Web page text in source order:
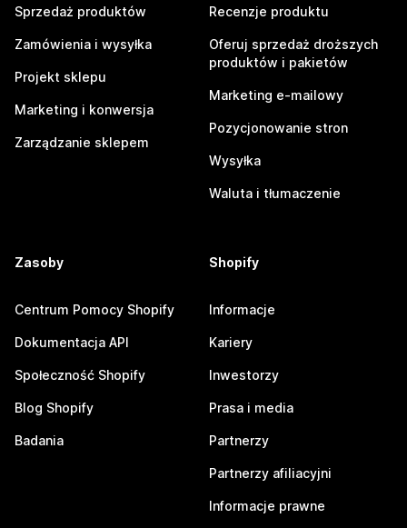
Sprzedaż produktów
Zamówienia i wysyłka
Projekt sklepu
Marketing i konwersja
Zarządzanie sklepem
Recenzje produktu
Oferuj sprzedaż droższych
produktów i pakietów
Marketing e-mailowy
Pozycjonowanie stron
Wysyłka
Waluta i tłumaczenie
Zasoby
Centrum Pomocy Shopify
Dokumentacja API
Społeczność Shopify
Blog Shopify
Badania
Shopify
Informacje
Kariery
Inwestorzy
Prasa i media
Partnerzy
Partnerzy afiliacyjni
Informacje prawne